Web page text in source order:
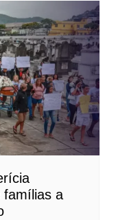
famílias a